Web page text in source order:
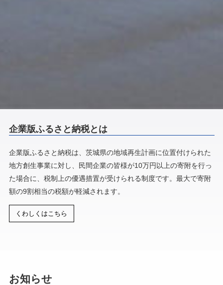
企業版ふるさと納税とは
企業版ふるさと納税は、茨城県の地域再生計画に位置付けられた
地方創生事業に対し、民間企業の皆様が10万円以上の寄附を行っ
た場合に、税制上の優遇措置が受けられる制度です。最大で寄附
額の9割相当の税額が軽減されます。
くわしくはこちら
お知らせ